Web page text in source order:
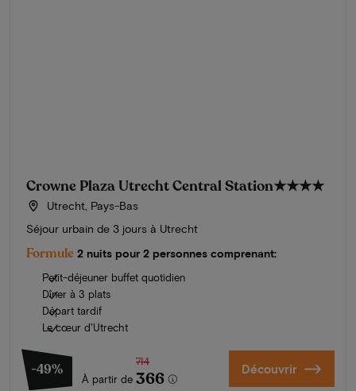
Crowne Plaza Utrecht Central Station★★★★
Utrecht, Pays-Bas
Séjour urbain de 3 jours à Utrecht
Formule 2 nuits pour 2 personnes comprenant:
Petit-déjeuner buffet quotidien
Dîner à 3 plats
Départ tardif
Le cœur d'Utrecht
-49%
À partir de
714
366 Découvrir